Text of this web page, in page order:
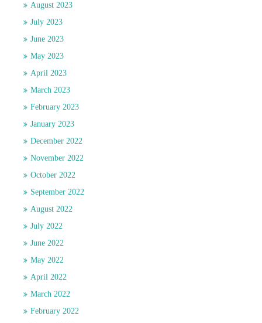
August 2023
July 2023
June 2023
May 2023
April 2023
March 2023
February 2023
January 2023
December 2022
November 2022
October 2022
September 2022
August 2022
July 2022
June 2022
May 2022
April 2022
March 2022
February 2022